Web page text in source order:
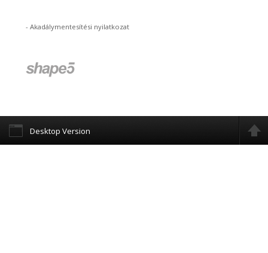
-Akadálymentesítési nyilatkozat
Desktop Version